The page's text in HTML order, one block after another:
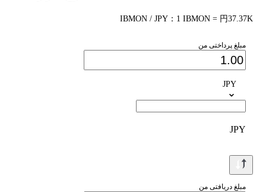
IBMON / JPY：1 IBMON = 円37.37K
مبلغ پرداختی من
JPY
JPY
مبلغ دریافتی من